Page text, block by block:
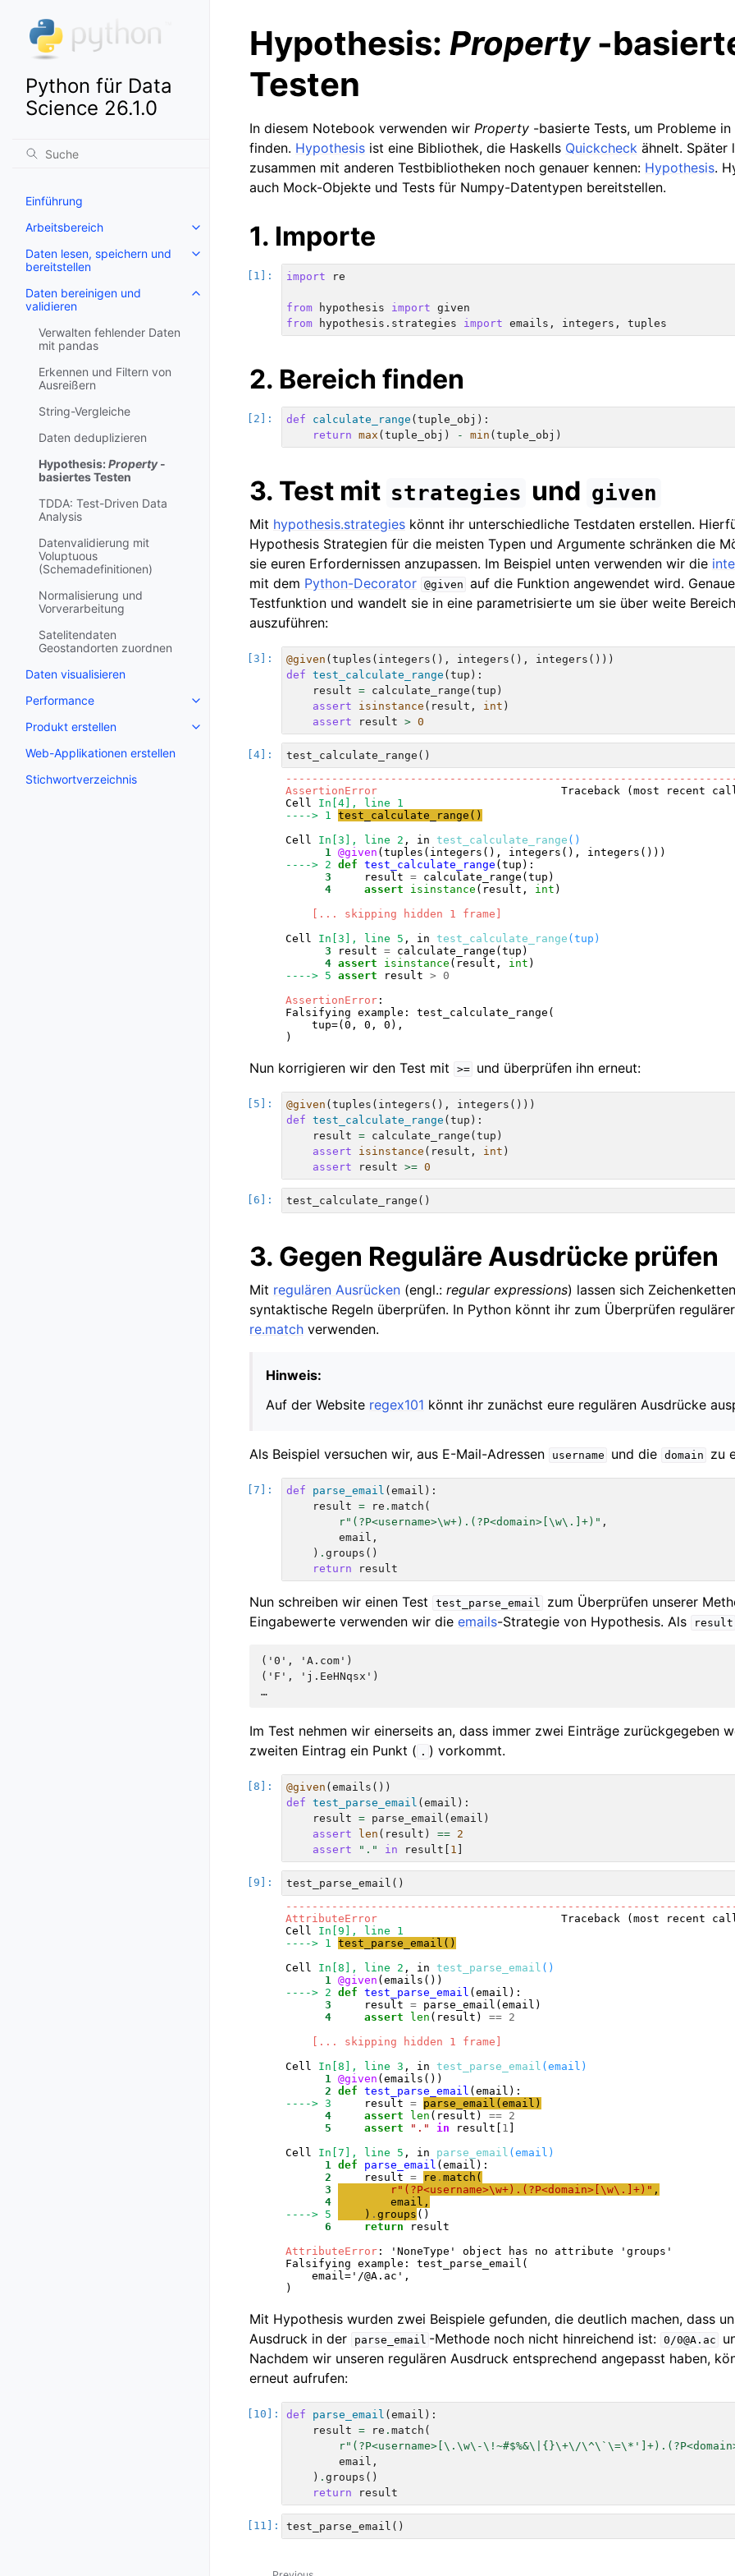
Python für Data
Science 26.1.0
Einführung
Arbeitsbereich
Daten lesen, speichern und
bereitstellen
Daten bereinigen und
validieren
Verwalten fehlender Daten
mit pandas
Erkennen und Filtern von
Ausreißern
String-Vergleiche
Daten deduplizieren
Hypothesis:Property-
basiertes Testen
TDDA: Test-Driven Data
Analysis
Datenvalidierung mit
Voluptuous
(Schemadefinitionen)
Normalisierung und
Vorverarbeitung
Satelitendaten
Geostandorten zuordnen
Daten visualisieren
Performance
Produkt erstellen
Web-Applikationen erstellen
Stichwortverzeichnis
Hypothesis: Property-
Testen
In diesem Notebook verwenden wir Property -basierte Tests, um Probleme
finden. Hypothesis ist eine Bibliothek, die Haskells Quickcheck ähnelt. Später
zusammen mit anderen Testbibliotheken noch genauer kennen: Hypothesis.
auch Mock-Objekte und Tests für Numpy-Datentypen bereitstellen.
1. Importe
import re
from hypothesis import
given
from
hypothesis.strategies import emails , integers , tuples
2. Bereich finden
def calculate_range (tuple_obj ):
return
max (tuple_obj ) - min (tuple_obj )
3. Test mit strategies und given
Mit hypothesis.strategies könnt ihr unterschiedliche Testdaten erstellen.
Hypothesis Strategien für die meisten Typen und Argumente schränken die
sie euren Erfordernissen anzupassen. Im Beispiel unten verwenden wir die
mit dem Python-Decorator @given auf die Funktion angewendet wird.
Testfunktion und wandelt sie in eine parametrisierte um sie über weite
auszuführen:
@given (tuples ( integers (), integers (), integers ()))
def
test_calculate_range (tup ):
result
= calculate_range (tup )
assert
isinstance ( result , int )
assert
result > 0
test_calculate_range ()
AssertionError
Traceback (most recent
Cell In[4], line 1
----> 1
test_calculate_range ( )
Cell In[3], line 2 , in test_calculate_range ()
      1
@given
----> 2
def test_calculate_range
      3
     result
=
      4
assert isinstance (result, int )
[... skipping hidden 1 frame]
Cell In[3], line 5 , in test_calculate_range (tup)
      3
result =
      4
assert isinstance (result, int
----> 5
assert result >
0
AssertionError :
Falsifying example: test_calculate_range(
    tup=(0, 0, 0),
Nun korrigieren wir den Test mit >= und überprüfen ihn erneut:
@given (tuples ( integers (), integers ()))
def
test_calculate_range (tup ):
result
= calculate_range (tup )
assert
isinstance ( result , int )
assert
result >= 0
test_calculate_range ()
3. Gegen Reguläre Ausdrücke prüfen
Mit regulären Ausrücken (engl.: regular expressions) lassen sich
syntaktische Regeln überprüfen. In Python könnt ihr zum Überprüfen
re.match verwenden.
Hinweis:
Auf der Website regex101 könnt ihr zunächst eure regulären Ausdrücke
Als Beispiel versuchen wir, aus E-Mail-Adressen username und die domain zu
def parse_email (email ):
result
= re .match (
r"(?P<username>\w+).(?P<domain>[\w\.]+)" ,
email ,
) .groups ()
return
result
Nun schreiben wir einen Test test_parse_email
zum Überprüfen unserer
Eingabewerte verwenden wir die emails-Strategie von Hypothesis. Als result
('0', 'A.com')
('F', 'j.EeHNqsx')
Im Test nehmen wir einerseits an, dass immer zwei Einträge zurückgegeben
zweiten Eintrag ein Punkt ( . ) vorkommt.
@given (emails ())
def
test_parse_email (email ):
result
= parse_email (email )
assert
len ( result ) == 2
assert
"." in result 1
test_parse_email ()
AttributeError
Traceback (most recent
Cell In[9], line 1
----> 1
test_parse_email ( )
Cell In[8], line 2 , in test_parse_email ()
      1
@given
----> 2
def test_parse_email
      3
     result
=
      4
assert len (result) == 2
[... skipping hidden 1 frame]
Cell In[8], line 3 , in test_parse_email (email)
      1
@given
      2
def test_parse_email
----> 3
     result
= parse_email (email )
      4
assert len (result) == 2
      5
assert " . " in result[ 1
Cell In[7], line 5 , in parse_email (email)
      1
def parse_email
      2
     result
= re .match (
      3
r" (?P<username>\w+).(?P<domain>[\w\ .]+) " ,
      4
email ,
----> 5
) .groups
      6
return result
AttributeError : 'NoneType' object has no attribute 'groups'
Falsifying example: test_parse_email(
    email='/@A.ac',
Mit Hypothesis wurden zwei Beispiele gefunden, die deutlich machen, dass
Ausdruck in der
parse_email -Methode noch nicht hinreichend ist: 0/0@A.ac
Nachdem wir unseren regulären Ausdruck entsprechend angepasst haben,
erneut aufrufen:
def parse_email (email ):
result
= re .match (
r"(?P<username>[\.\w\-\!~#$%&\| {}\+\/
email ,
) .groups ()
return
result
test_parse_email ()